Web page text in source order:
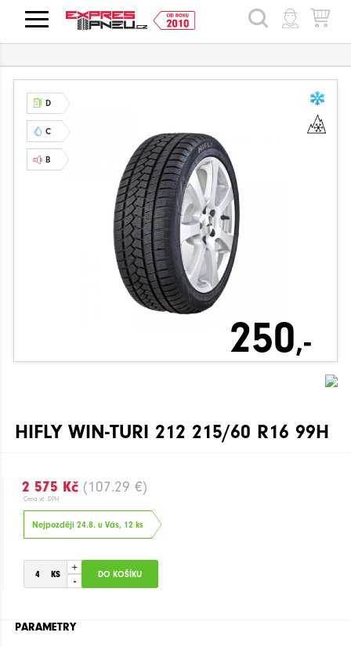
HLEDAT
D
C
B
250,-
HIFLY WIN-TURI 212 215/60 R16 99H
2 575 Kč (107.29 €)
Cena vč. DPH
Nejpozději 24.8. u Vás, 12 ks
+
-
PARAMETRY